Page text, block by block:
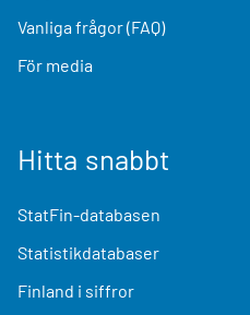
Vanliga frågor (FAQ)
För media
Hitta snabbt
StatFin-databasen
Statistikdatabaser
Finland i siffror